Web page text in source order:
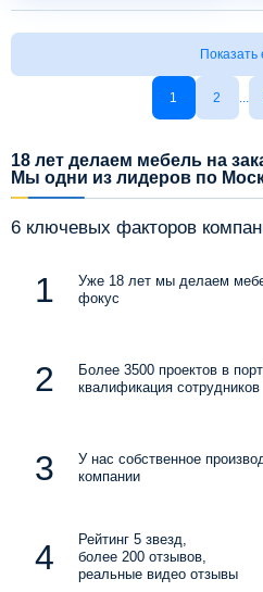
Показать
1 2 ...
18 лет делаем мебель на
Мы одни из лидеров по
6 ключевых факторов
Уже 18 лет мы делаем
фокус
Более 3500 проектов в
квалификация сотрудников
У нас собственное
компании
Рейтинг 5 звезд,
более 200 отзывов,
реальные видео отзывы